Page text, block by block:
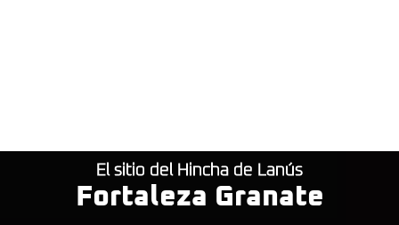
El sitio del Hincha de Lanús
Fortaleza Granate